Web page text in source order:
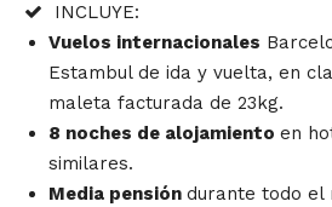
INCLUYE:
Vuelos internacionales
Estambul de ida y vuelta, en
maleta facturada de 23kg.
8 noches de alojamiento en
similares.
Media pensión durante todo el